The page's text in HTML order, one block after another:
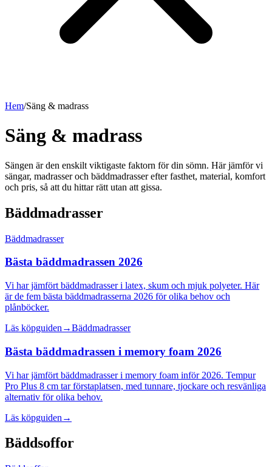
Hem/Säng & madrass
Säng & madrass
Sängen är den enskilt viktigaste faktorn för din sömn. Här jämför vi
sängar, madrasser och bäddmadrasser efter fasthet, material, komfort
och pris, så att du hittar rätt utan att gissa.
Bäddmadrasser
Bäddmadrasser
Bästa bäddmadrassen 2026
Vi har jämfört bäddmadrasser i latex, skum och mjuk polyeter. Här
är de fem bästa bäddmadrasserna 2026 för olika behov och
plånböcker.
Läs köpguiden →Bäddmadrasser
Bästa bäddmadrassen i memory foam 2026
Vi har jämfört bäddmadrasser i memory foam inför 2026. Tempur
Pro Plus 8 cm tar förstaplatsen, med tunnare, tjockare och resvänliga
alternativ för olika behov.
Läs köpguiden →
Bäddsoffor